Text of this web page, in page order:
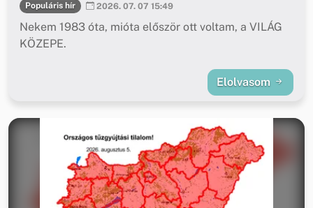
Populáris hír 2026. 07. 07 15:49
Nekem 1983 óta, mióta először ott voltam, a VILÁG
KÖZEPE.
Elolvasom